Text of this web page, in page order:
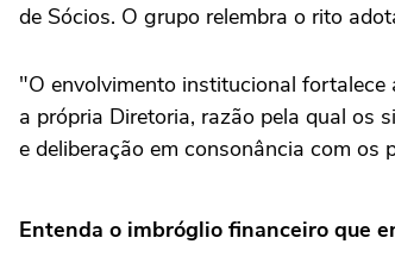
de Sócios. O grupo relembra o rito
"O envolvimento institucional
a própria Diretoria, razão pela qual os
e deliberação em consonância com os
Entenda o imbróglio financeiro que